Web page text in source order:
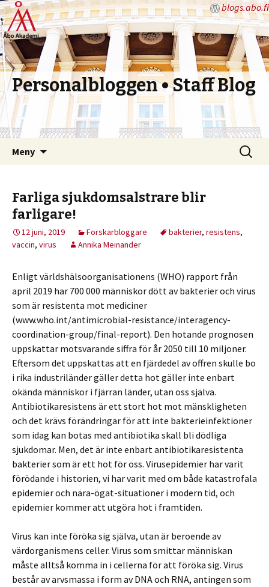
blogs.abo.fi
Personalbloggen • Staff Blog
Meny
Sök
efter:
Farliga sjukdomsalstrare blir
farligare!
12 juni, 2019 Forskarbloggare bakterier, resistens,
vaccin, virus Annika Meinander
Enligt världshälsoorganisationens (WHO) rapport från
april 2019 har 700 000 människor dött av bakterier och virus
som är resistenta mot mediciner
(www.who.int/antimicrobial-resistance/interagency-
coordination-group/final-report). Den hotande prognosen
uppskattar motsvarande siffra för år 2050 till 10 miljoner.
Eftersom det uppskattas att en fjärdedel av offren skulle bo
i rika industriländer gäller detta hot gäller inte enbart
okända människor i fjärran länder, utan oss själva.
Antibiotikaresistens är ett stort hot mot mänskligheten
och det krävs förändringar för att inte bakterieinfektioner
som idag kan botas med antibiotika skall bli dödliga
sjukdomar. Men, det är inte enbart antibiotikaresistenta
bakterier som är ett hot för oss. Virusepidemier har varit
förödande i historien, vi har varit med om både katastrofala
epidemier och nära-ögat-situationer i modern tid, och
epidemier kommer att utgöra hot i framtiden.
Virus kan inte föröka sig själva, utan är beroende av
värdorganismens celler. Virus som smittar människan
måste alltså komma in i cellerna för att föröka sig. Virus
består av arvsmassa i form av DNA och RNA, antingen som